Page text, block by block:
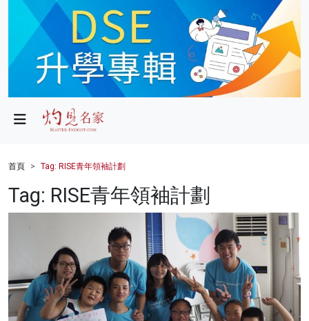
政局
財經
健康
科技
影片
首頁 Tag: RISE青年領袖計劃
Tag: RISE青年領袖計劃